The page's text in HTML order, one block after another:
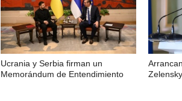
Ucrania y Serbia firman un
Memorándum de Entendimiento